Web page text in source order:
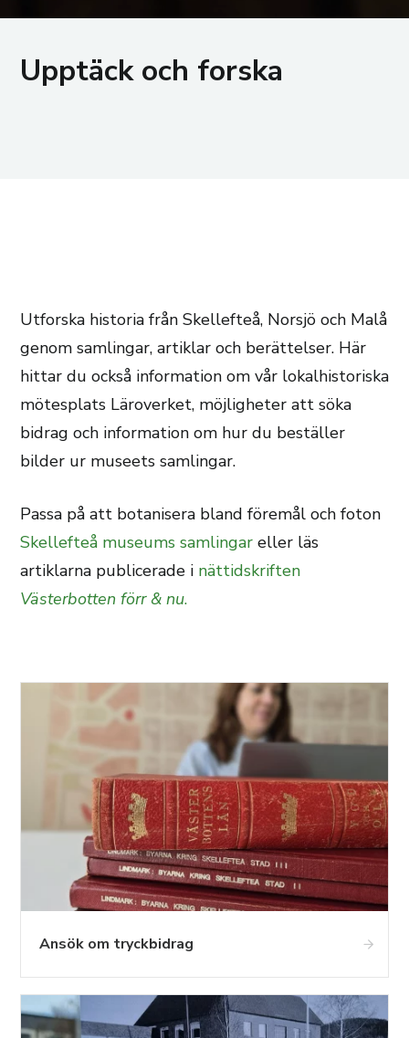
Upptäck och forska
Utforska historia från Skellefteå, Norsjö och Malå
genom samlingar, artiklar och berättelser. Här
hittar du också information om vår lokalhistoriska
mötesplats Läroverket, möjligheter att söka
bidrag och information om hur du beställer
bilder ur museets samlingar.
Passa på att botanisera bland föremål och foton
Skellefteå museums samlingar eller läs
artiklarna publicerade i nättidskriften
Västerbotten förr & nu.
Ansök om tryckbidrag